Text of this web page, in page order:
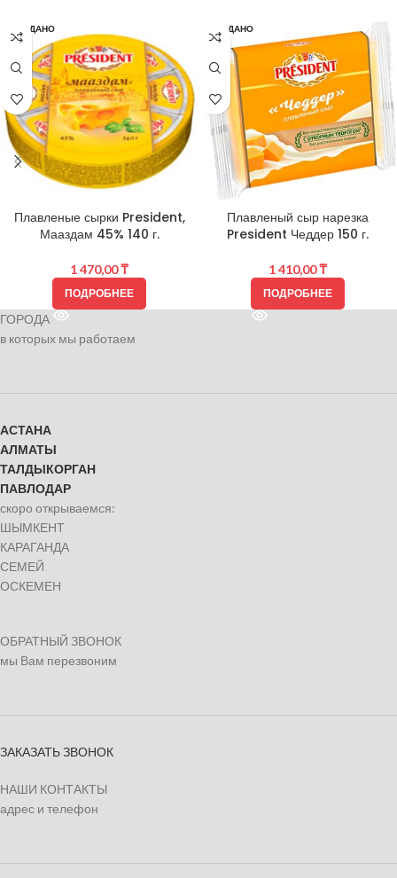
ПРОДАНО
Плавленые сырки President,
Мааздам 45% 140 г.
1 470,00₸
ПОДРОБНЕЕ
ПРОДАНО
Плавленый сыр нарезка
President Чеддер 150 г.
1 410,00₸
ПОДРОБНЕЕ
ГОРОДА
в которых мы работаем
АСТАНА
АЛМАТЫ
ТАЛДЫКОРГАН
ПАВЛОДАР
скоро открываемся:
ШЫМКЕНТ
КАРАГАНДА
СЕМЕЙ
ОСКЕМЕН
ОБРАТНЫЙ ЗВОНОК
мы Вам перезвоним
ЗАКАЗАТЬ ЗВОНОК
НАШИ КОНТАКТЫ
адрес и телефон